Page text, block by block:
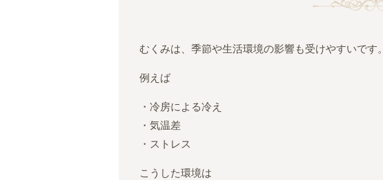
むくみは、季節や生活環境の影響も受けやすいです。
例えば
・冷房による冷え
・気温差
・ストレス
こうした環境は